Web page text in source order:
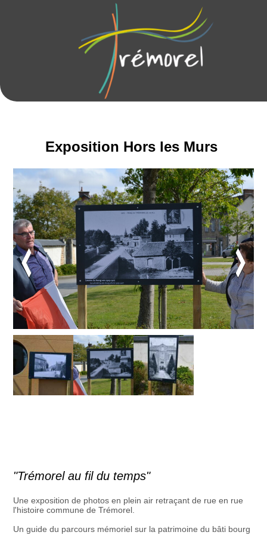
Exposition Hors les Murs
"Trémorel au fil du temps"
Une exposition de photos en plein air retraçant de rue en rue
l'histoire commune de Trémorel.
Un guide du parcours mémoriel sur la patrimoine du bâti bourg